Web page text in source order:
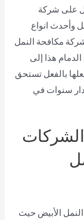
على شركة
وأحدث انواع
مكافحة النمل
هذا إلى
بالفعل تستحق
سنوات في
الأبيض حيث